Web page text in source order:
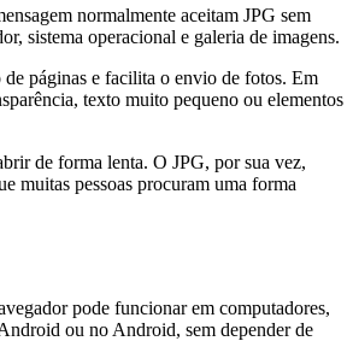
normalmente aceitam JPG sem
sistema operacional e galeria de imagens.
páginas e facilita o envio de fotos. Em
texto muito pequeno ou elementos
de forma lenta. O JPG, por sua vez,
muitas pessoas procuram uma forma
pode funcionar em computadores,
ou no Android, sem depender de